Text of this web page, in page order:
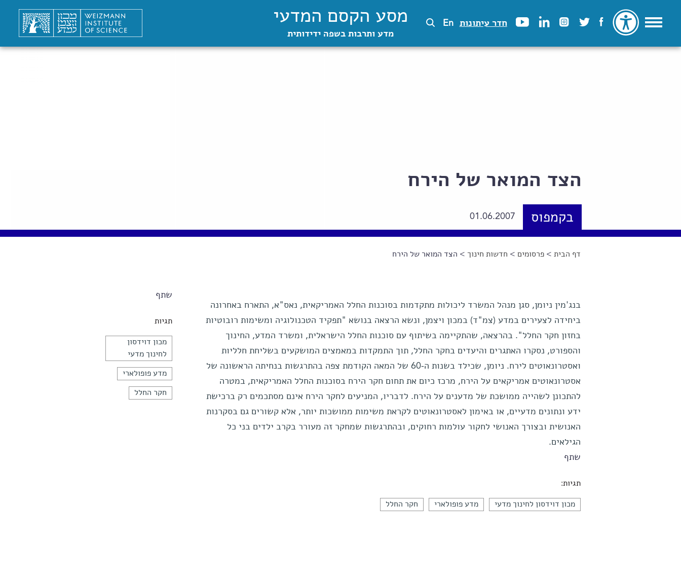
חדר עיתונות En מסע הקסם המדעי
מדע ותרבות בשפה ידידותית
הצד המואר של הירח
בקמפוס 01.06.2007
הינך נמצא כאן
דף הבית >פרסומים > חדשות חינוך > הצד המואר של הירח
שתף
תגיות
מכון דוידסון
לחינוך מדעי
מדע פופולארי
חקר החלל
בנג'מין ניומן, סגן מנהל המשרד ליכולות מתקדמות בסוכנות החלל האמריקאית, נאס"א, התארח באחרונה
ביחידה לצעירים במדע (צמ"ד) במכון ויצמן, ונשא הרצאה בנושא "תפקיד הטכנולוגיה ומשימות רובוטיות
בחזון חקר החלל". בהרצאה, שהתקיימה בשיתוף עם סוכנות החלל הישראלית, ומשרד המדע, החינוך
והספורט, נסקרו האתגרים והיעדים בחקר החלל, תוך התמקדות במאמצים המושקעים בשליחת חלליות
ואסטרונאוטים לירח. ניומן, שכילד בשנות ה-60 של המאה הקודמת צפה בהתרגשות בנחיתה הראשונה של
אסטרונאוטים אמריקאים על הירח, מרכז כיום את תחום חקר הירח בסוכנות החלל האמריקאית, במטרה
להתכונן לשהייה ממושכת של מדענים על הירח. לדבריו, המניעים לחקר הירח אינם מסתכמים רק ברכישת
ידע ונתונים מדעיים, או באימון לאסטרונאוטים לקראת משימות ממושכות יותר, אלא קשורים גם בסקרנות
האנושית ובצורך האנושי לחקור עולמות רחוקים, ובהתרגשות שמחקר זה מעורר בקרב ילדים בני כל
הגילאים.
שתף
תגיות:
מכון דוידסון לחינוך מדעי מדע פופולארי חקר החלל